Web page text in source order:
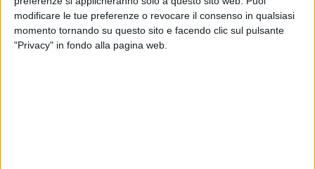
modificare le tue preferenze o revocare il consenso in qualsiasi
momento tornando su questo sito e facendo clic sul pulsante
"Privacy" in fondo alla pagina web.
precisamente in contrada Monferrato. Sul posto, oltre ai
soccorritori del Servizio 118 ed ai Vigili del fuoco, anche
l'autorità giudiziaria. Al vaglio degli inquirenti la dinamica